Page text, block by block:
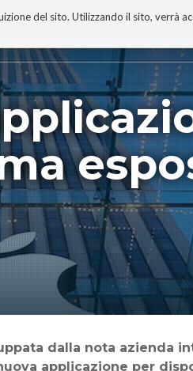
del sito. Utilizzando il sito, verrà
PROGETTO
applicazione per